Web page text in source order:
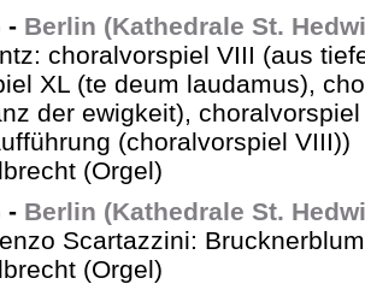
- Berlin (Kathedrale St.
choralvorspiel VIII (aus
XL (te deum laudamus),
der ewigkeit),
(choralvorspiel VIII))
(Orgel)
- Berlin (Kathedrale St.
Scartazzini:
(Orgel)